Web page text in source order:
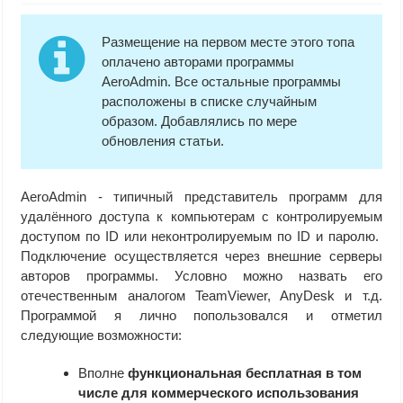
Размещение на первом месте этого топа
оплачено авторами программы
AeroAdmin. Все остальные программы
расположены в списке случайным
образом. Добавлялись по мере
обновления статьи.
AeroAdmin - типичный представитель программ для
удалённого доступа к компьютерам с контролируемым
доступом по ID или неконтролируемым по ID и паролю.
Подключение осуществляется через внешние серверы
авторов программы. Условно можно назвать его
отечественным аналогом TeamViewer, AnyDesk и т.д.
Программой я лично попользовался и отметил
следующие возможности:
Вполне функциональная бесплатная в том
числе для коммерческого использования